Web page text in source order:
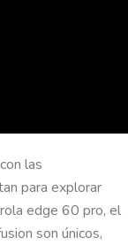
las
para explorar
edge 60 pro, el
son únicos,